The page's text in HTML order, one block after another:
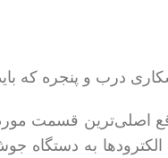
اصلی‌ترین قسمت
به دستگاه